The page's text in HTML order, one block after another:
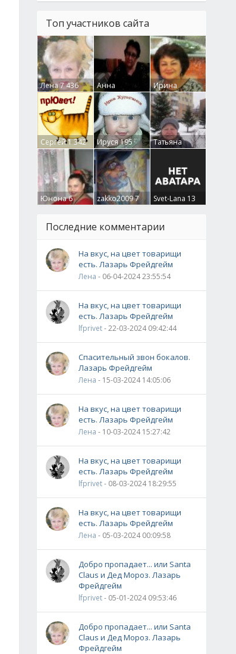
Топ участников сайта
Лена7 436
Анна
Гумлевая0
Ирина
Бруцкая41
Сергей1 342 Ируся195
Татьяна
Крючкова0
Юнона6 zakko20097 Svet-Lana 13
Последние комментарии
На вкус, на цвет товарищи
есть. Лазарь Фрейдгейм
Лена - 06-04-2024 23:55:54
На вкус, на цвет товарищи
есть. Лазарь Фрейдгейм
lfprivet- 22-03-2024 09:42:44
Спасительный звон бокалов.
Лазарь Фрейдгейм
Лена - 15-03-2024 14:05:06
На вкус, на цвет товарищи
есть. Лазарь Фрейдгейм
Лена - 10-03-2024 15:27:42
На вкус, на цвет товарищи
есть. Лазарь Фрейдгейм
lfprivet- 08-03-2024 18:29:55
На вкус, на цвет товарищи
есть. Лазарь Фрейдгейм
Лена - 05-03-2024 00:09:58
Добро пропадает... или Santa
Claus и Дед Мороз. Лазарь
Фрейдгейм
lfprivet- 05-01-2024 09:53:46
Добро пропадает... или Santa
Claus и Дед Мороз. Лазарь
Фрейдгейм